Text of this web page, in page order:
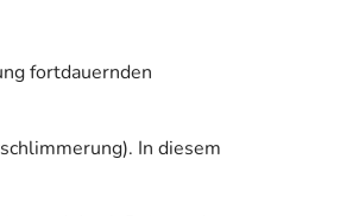
fortdauernden
In diesem